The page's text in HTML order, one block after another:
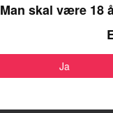
Man skal være 18
Ja